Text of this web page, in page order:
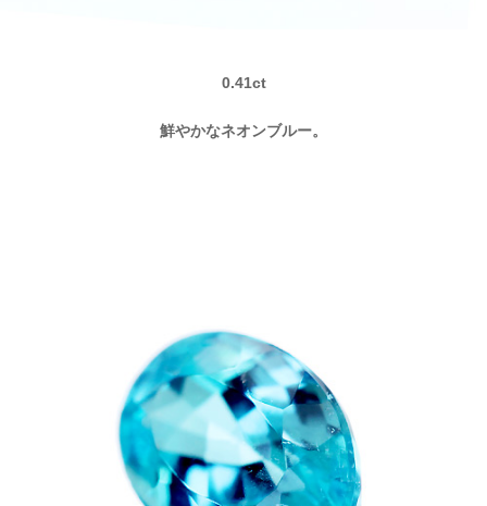
0.41ct
鮮やかなネオンブルー。